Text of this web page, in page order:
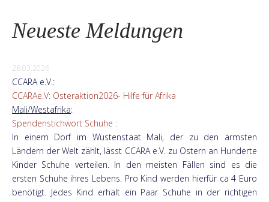
Neueste Meldungen
26.03.2026
CCARA e.V.:
CCARAe.V: Osteraktion2026- Hilfe für Afrika
Mali/Westafrika:
Spendenstichwort Schuhe :
In einem Dorf im Wüstenstaat Mali, der zu den ärmsten
Ländern der Welt zählt, lässt CCARA e.V. zu Ostern an Hunderte
Kinder Schuhe verteilen. In den meisten Fällen sind es die
ersten Schuhe ihres Lebens. Pro Kind werden hierfür ca 4 Euro
benötigt. Jedes Kind erhält ein Paar Schuhe in der richtigen